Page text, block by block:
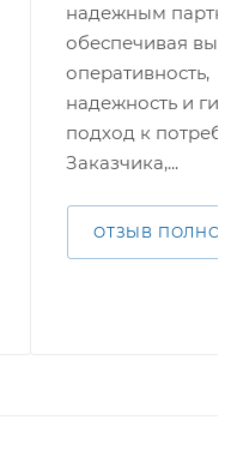
надежным
обеспечивая
оперативность,
надежность и
подход к
Заказчика,...
ОТЗЫВ